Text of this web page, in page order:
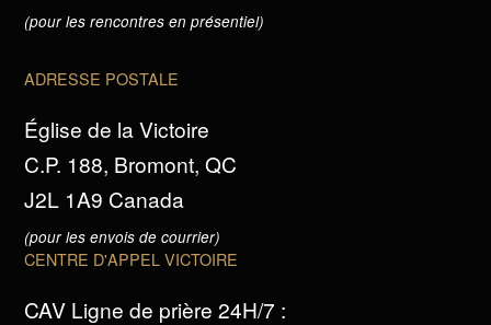
(pour les rencontres en présentiel)
ADRESSE POSTALE
Église de la Victoire
C.P. 188, Bromont, QC
J2L 1A9 Canada
(pour les envois de courrier)
CENTRE D'APPEL VICTOIRE
CAV Ligne de prière 24H/7 :